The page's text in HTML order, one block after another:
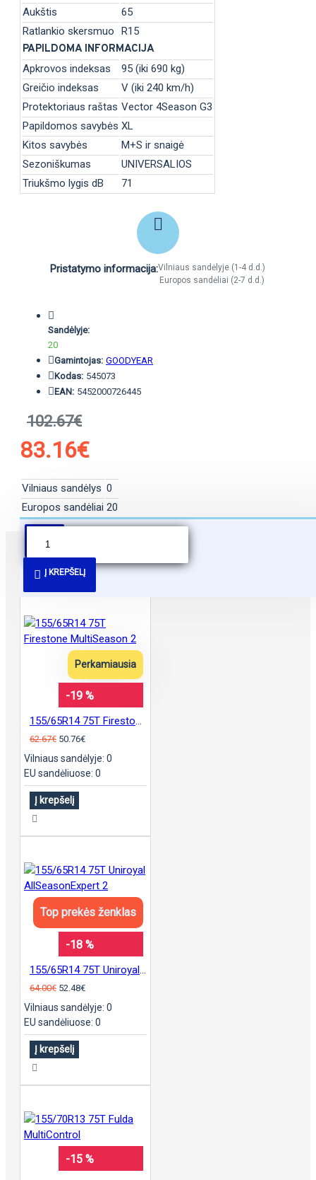
Aukštis
65
Ratlankio skersmuo
R15
PAPILDOMA INFORMACIJA
Apkrovos indeksas
95 (iki 690 kg)
Greičio indeksas
V (iki 240 km/h)
Protektoriaus raštas Vector 4Season G3
Papildomos savybės XL
Kitos savybės
M+S ir snaigė
Sezoniškumas
UNIVERSALIOS
Triukšmo lygis dB
71
Pristatymo informacija:Vilniaus sandėlyje (1-4 d.d.)
Europos sandėliai (2-7 d.d.)
Sandėlyje:
20
Gamintojas: GOODYEAR
Kodas: 545073
EAN: 5452000726445
102.67€
83.16€
Vilniaus sandėlys 0
Europos sandėliai 20
Į KREPŠELĮ
PANAŠŪS PASIŪLYMAI
Perkamiausia
-19 %
62.67€ 50.76€
Vilniaus sandėlyje: 0
EU sandėliuose: 0
Į krepšelį
Top prekės ženklas
-18 %
64.00€ 52.48€
Vilniaus sandėlyje: 0
EU sandėliuose: 0
Į krepšelį
-15 %